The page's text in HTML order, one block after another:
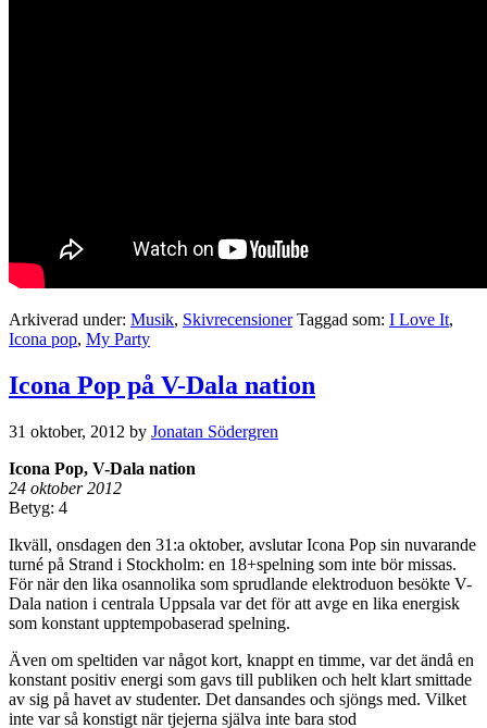
Arkiverad under: Musik, Skivrecensioner Taggad som: I Love It,
Icona pop, My Party
Icona Pop på V-Dala nation
31 oktober, 2012 by Jonatan Södergren
Icona Pop, V-Dala nation
24 oktober 2012
Betyg: 4
Ikväll, onsdagen den 31:a oktober, avslutar Icona Pop sin nuvarande
turné på Strand i Stockholm: en 18+spelning som inte bör missas.
För när den lika osannolika som sprudlande elektroduon besökte V-
Dala nation i centrala Uppsala var det för att avge en lika energisk
som konstant upptempobaserad spelning.
Även om speltiden var något kort, knappt en timme, var det ändå en
konstant positiv energi som gavs till publiken och helt klart smittade
av sig på havet av studenter. Det dansandes och sjöngs med. Vilket
inte var så konstigt när tjejerna själva inte bara stod